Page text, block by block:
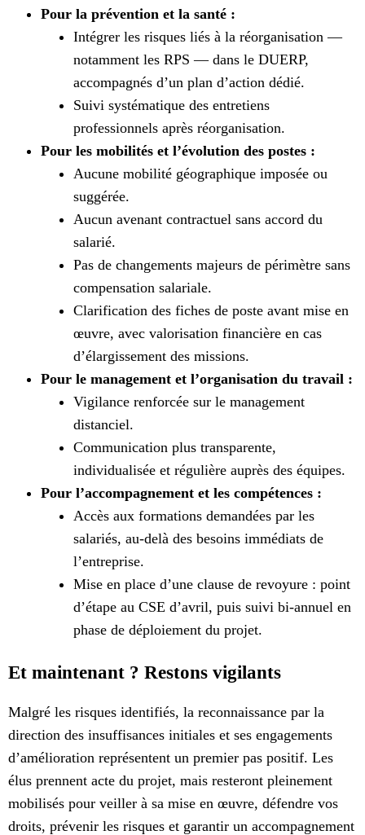
Pour la prévention et la santé :
Intégrer les risques liés à la réorganisation —
notamment les RPS — dans le DUERP,
accompagnés d’un plan d’action dédié.
Suivi systématique des entretiens
professionnels après réorganisation.
Pour les mobilités et l’évolution des postes :
Aucune mobilité géographique imposée ou
suggérée.
Aucun avenant contractuel sans accord du
salarié.
Pas de changements majeurs de périmètre sans
compensation salariale.
Clarification des fiches de poste avant mise en
œuvre, avec valorisation financière en cas
d’élargissement des missions.
Pour le management et l’organisation du travail :
Vigilance renforcée sur le management
distanciel.
Communication plus transparente,
individualisée et régulière auprès des équipes.
Pour l’accompagnement et les compétences :
Accès aux formations demandées par les
salariés, au-delà des besoins immédiats de
l’entreprise.
Mise en place d’une clause de revoyure : point
d’étape au CSE d’avril, puis suivi bi-annuel en
phase de déploiement du projet.
Et maintenant ? Restons vigilants
​Malgré les risques identifiés, la reconnaissance par la
direction des insuffisances initiales et ses engagements
d’amélioration représentent un premier pas positif. Les
élus prennent acte du projet, mais resteront pleinement
mobilisés pour veiller à sa mise en œuvre, défendre vos
droits, prévenir les risques et garantir un accompagnement